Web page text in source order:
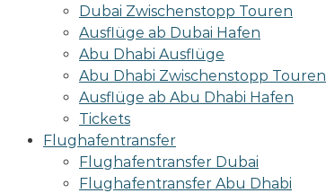
Dubai Zwischenstopp Touren
Ausflüge ab Dubai Hafen
Abu Dhabi Ausflüge
Abu Dhabi Zwischenstopp Touren
Ausflüge ab Abu Dhabi Hafen
Tickets
Flughafentransfer
Flughafentransfer Dubai
Flughafentransfer Abu Dhabi